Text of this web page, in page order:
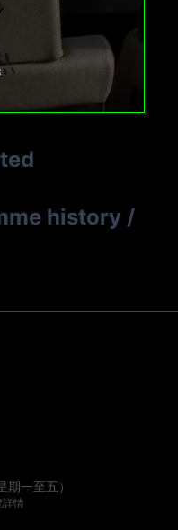
history /
期一至五）
詳情